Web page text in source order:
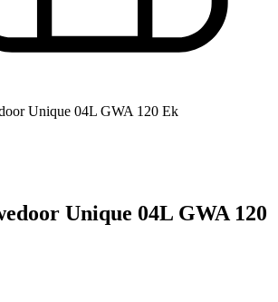
Unique 04L GWA 120 Ek
Unique 04L GWA 120